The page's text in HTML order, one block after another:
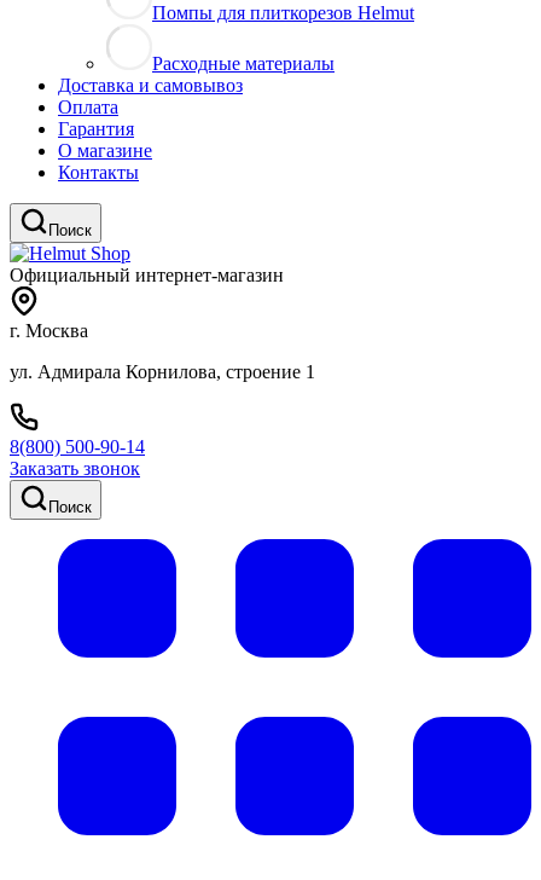
Помпы для плиткорезов Helmut
Расходные материалы
Доставка и самовывоз
Оплата
Гарантия
О магазине
Контакты
Поиск
Официальный интернет-магазин
г. Москва
ул. Адмирала Корнилова, строение 1
8(800) 500-90-14
Заказать звонок
Поиск